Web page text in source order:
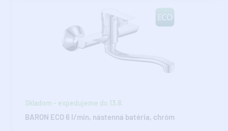
Skladom - expedujeme do 13.8.
BARON ECO 6 l/min, nástenná batéria, chróm